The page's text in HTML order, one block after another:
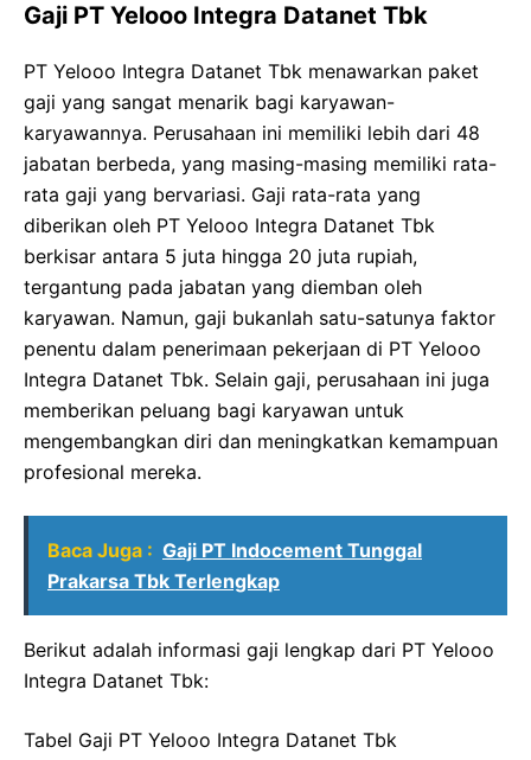
Gaji PT Yelooo Integra Datanet Tbk
PT Yelooo Integra Datanet Tbk menawarkan paket
gaji yang sangat menarik bagi karyawan-
karyawannya. Perusahaan ini memiliki lebih dari 48
jabatan berbeda, yang masing-masing memiliki rata-
rata gaji yang bervariasi. Gaji rata-rata yang
diberikan oleh PT Yelooo Integra Datanet Tbk
berkisar antara 5 juta hingga 20 juta rupiah,
tergantung pada jabatan yang diemban oleh
karyawan. Namun, gaji bukanlah satu-satunya faktor
penentu dalam penerimaan pekerjaan di PT Yelooo
Integra Datanet Tbk. Selain gaji, perusahaan ini juga
memberikan peluang bagi karyawan untuk
mengembangkan diri dan meningkatkan kemampuan
profesional mereka.
Baca Juga : Gaji PT Indocement Tunggal
Prakarsa Tbk Terlengkap
Berikut adalah informasi gaji lengkap dari PT Yelooo
Integra Datanet Tbk:
Tabel Gaji PT Yelooo Integra Datanet Tbk